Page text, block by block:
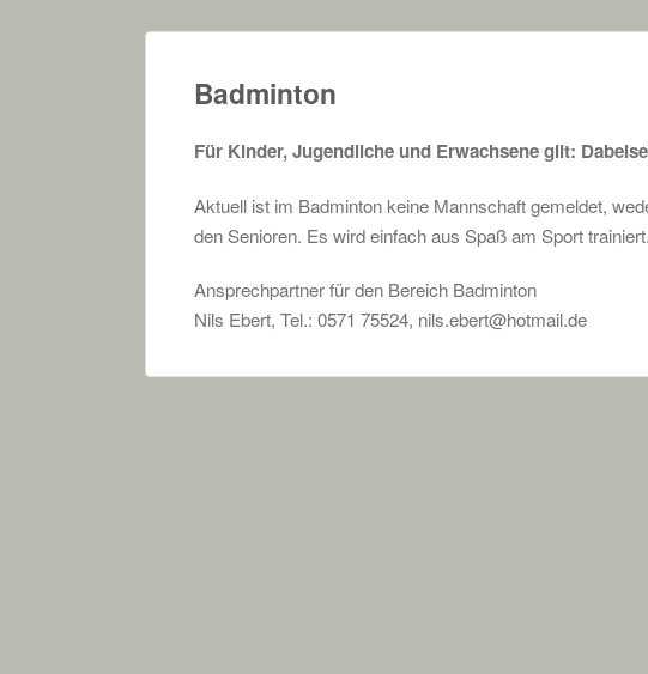
Badminton
Für Kinder, Jugendliche und Erwachsene gilt:
Aktuell ist im Badminton keine Mannschaft gemeldet,
den Senioren. Es wird einfach aus Spaß am Sport trainiert.
Ansprechpartner für den Bereich Badminton
Nils Ebert, Tel.: 0571 75524, nils.ebert@hotmail.de